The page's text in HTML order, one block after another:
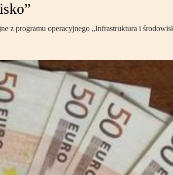
programu operacyjnego „Infrastruktura i